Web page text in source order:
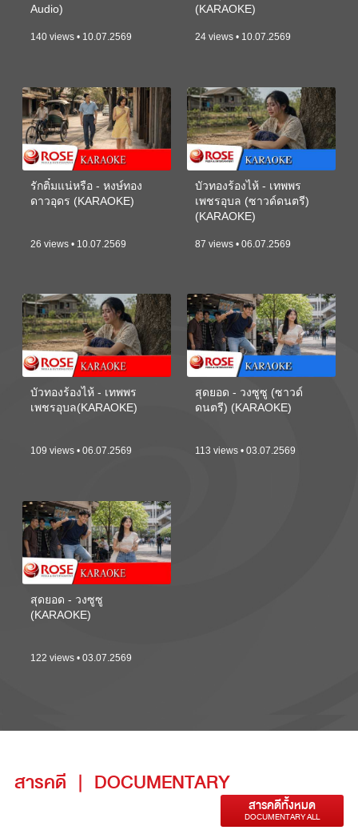
Audio)
140 views • 10.07.2569
(KARAOKE)
24 views • 10.07.2569
รักติ๋มแน่หรือ - หงษ์ทอง
ดาวอุดร (KARAOKE)
26 views • 10.07.2569
บัวทองร้องไห้ - เทพพร
เพชรอุบล (ซาวด์ดนตรี)
(KARAOKE)
87 views • 06.07.2569
บัวทองร้องไห้ - เทพพร
เพชรอุบล(KARAOKE)
109 views • 06.07.2569
สุดยอด - วงซูซู (ซาวด์
ดนตรี) (KARAOKE)
113 views • 03.07.2569
สุดยอด - วงซูซู
(KARAOKE)
122 views • 03.07.2569
สารคดี | DOCUMENTARY
สารคดีทั้งหมด
DOCUMENTARY ALL